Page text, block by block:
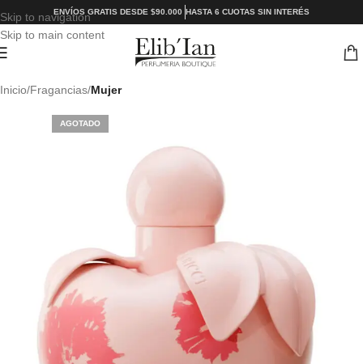
Skip to navigation
Skip to main content
ENVÍOS GRATIS DESDE $90.000 HASTA 6 CUOTAS SIN INTERÉS
Inicio Fragancias Mujer
AGOTADO